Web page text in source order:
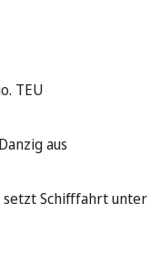
TEU
aus
Schifffahrt unter